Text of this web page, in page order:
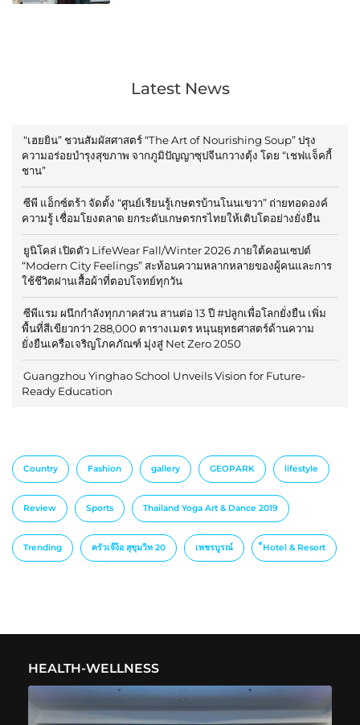
Latest News
“เฮยยิน” ชวนสัมผัสศาสตร์ “The Art of Nourishing Soup” ปรุง
ความอร่อยบำรุงสุขภาพ จากภูมิปัญญาซุปจีนกวางตุ้ง โดย “เชฟแจ็คกี้
ชาน”
ซีพี แอ็กซ์ตร้า จัดตั้ง “ศูนย์เรียนรู้เกษตรบ้านโนนเขวา” ถ่ายทอดองค์
ความรู้ เชื่อมโยงตลาด ยกระดับเกษตรกรไทยให้เติบโตอย่างยั่งยืน
ยูนิโคล่ เปิดตัว LifeWear Fall/Winter 2026 ภายใต้คอนเซปต์
“Modern City Feelings” สะท้อนความหลากหลายของผู้คนและการ
ใช้ชีวิตผ่านเสื้อผ้าที่ตอบโจทย์ทุกวัน
ซีพีแรม ผนึกกำลังทุกภาคส่วน สานต่อ 13 ปี #ปลูกเพื่อโลกยั่งยืน เพิ่ม
พื้นที่สีเขียวกว่า 288,000 ตารางเมตร หนุนยุทธศาสตร์ด้านความ
ยั่งยืนเครือเจริญโภคภัณฑ์ มุ่งสู่ Net Zero 2050
Guangzhou Yinghao School Unveils Vision for Future-
Ready Education
Country Fashion gallery GEOPARK lifestyle
Review Sports Thailand Yoga Art & Dance 2019
Trending ครัวเจ๊ง้อ สุขุมวิท 20 เพชรบูรณ์ ็Hotel & Resort
HEALTH-WELLNESS